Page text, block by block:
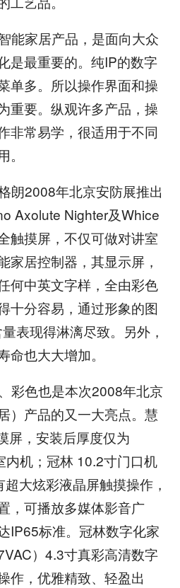
能家居产品，是面向大众
是最重要的。纯IP的数字
单多。所以操作界面和操
重要。纵观许多产品，操
非常易学，很适用于不同
朗2008年北京安防展推出
Axolute Nighter及Whice
触摸屏，不仅可做对讲室
家居控制器，其显示屏，
何中英文字样，全由彩色
十分容易，通过形象的图
表现得淋漓尽致。另外，
命也大大增加。
彩色也是本次2008年北京
）产品的又一大亮点。慧
屏，安装后厚度仅为
机；冠林 10.2寸门口机
超大炫彩液晶屏触摸操作，
，可播放多媒体影音广
IP65标准。冠林数字化家
）4.3寸真彩高清数字
作，优雅精致、轻盈出